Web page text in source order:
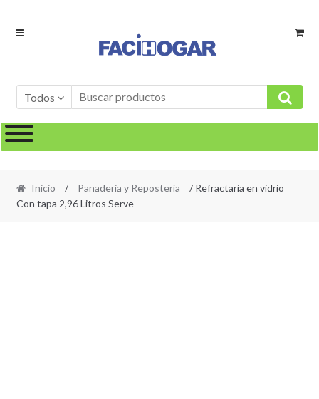
Ir
Ir
Todos
Inicio / Panaderia y Repostería
/ Refractaria en vidrio
Con tapa 2,96 Litros Serve